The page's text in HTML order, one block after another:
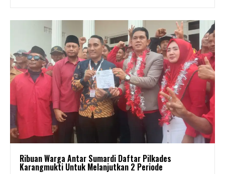
Ribuan Warga Antar Sumardi Daftar Pilkades
Karangmukti Untuk Melanjutkan 2 Periode